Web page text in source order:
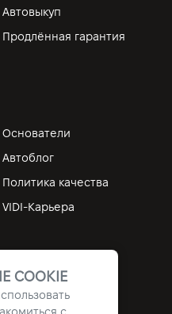
Автовыкуп
Продлённая гарантия
Основатели
Автоблог
Политика качества
VIDI-Карьера
COOKIE